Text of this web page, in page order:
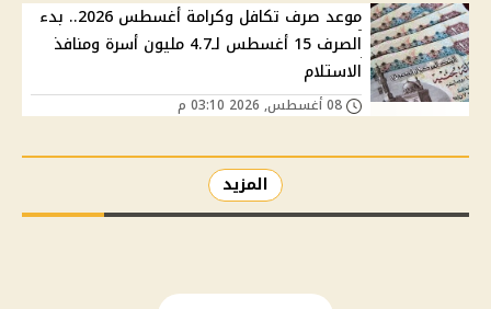
موعد صرف تكافل وكرامة أغسطس 2026.. بدء
الصرف 15 أغسطس لـ4.7 مليون أسرة ومنافذ
الاستلام
المزيد